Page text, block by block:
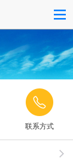
联系方式